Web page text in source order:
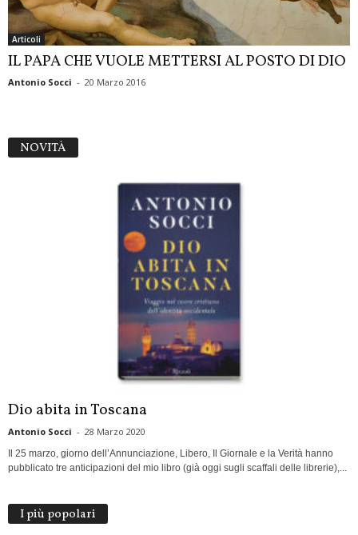
Articoli
IL PAPA CHE VUOLE METTERSI AL POSTO DI DIO
Antonio Socci - 20 Marzo 2016
NOVITÀ
Dio abita in Toscana
Antonio Socci - 28 Marzo 2020
Il 25 marzo, giorno dell’Annunciazione, Libero, Il Giornale e la Verità hanno
pubblicato tre anticipazioni del mio libro (già oggi sugli scaffali delle librerie),...
I più popolari